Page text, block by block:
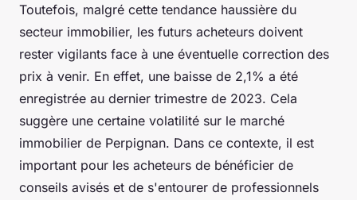
Toutefois, malgré cette tendance haussière du
secteur immobilier, les futurs acheteurs doivent
rester vigilants face à une éventuelle correction des
prix à venir. En effet, une baisse de 2,1% a été
enregistrée au dernier trimestre de 2023. Cela
suggère une certaine volatilité sur le marché
immobilier de Perpignan. Dans ce contexte, il est
important pour les acheteurs de bénéficier de
conseils avisés et de s'entourer de professionnels